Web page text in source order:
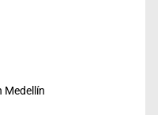
Medellín